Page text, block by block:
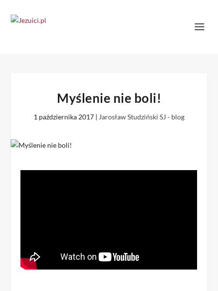
Myślenie nie boli!
1 października 2017 | Jarosław Studziński SJ - blog